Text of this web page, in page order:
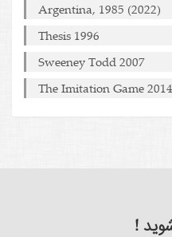
Argentina, 1985 (2022)
Thesis 1996
Sweeney Todd 2007
The Imitation Game 2014
!